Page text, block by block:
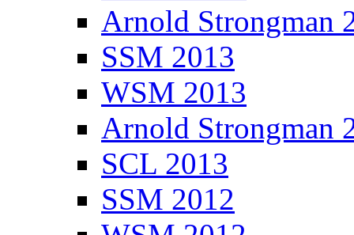
Arnold Strongman
SSM 2013
WSM 2013
Arnold Strongman
SCL 2013
SSM 2012